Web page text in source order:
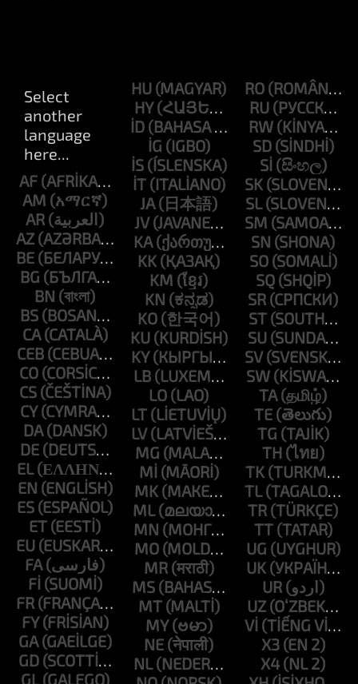
AF
AM
AR
AZ
BE
BG
BN
BS
CA
CEB
CO
CS
CY
DA
DE
EL
EN
ES
ET
EU
FA
FI
FR
FY
GA
GD
GL
HU
HY
ID
IG
IS
IT
JA
JV
KA
KK
KM
KN
KO
KU
KY
LB
LO
LT
LV
MG
MI
MK
ML
MN
MO
MR
MS
MT
MY
NE
NL
RO
RU
RW
SD
SI
SK
SL
SM
SN
SO
SQ
SR
ST
SU
SV
SW
TA
TE
TG
TH
TK
TL
TR
TT
UG
UK
UR
UZ
VI
X3
X4